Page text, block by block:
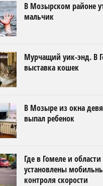
В Мозырском районе
мальчик
Мурчащий уик-энд. В
выставка кошек
В Мозыре из окна
выпал ребенок
Где в Гомеле и области
установлены
контроля скорости